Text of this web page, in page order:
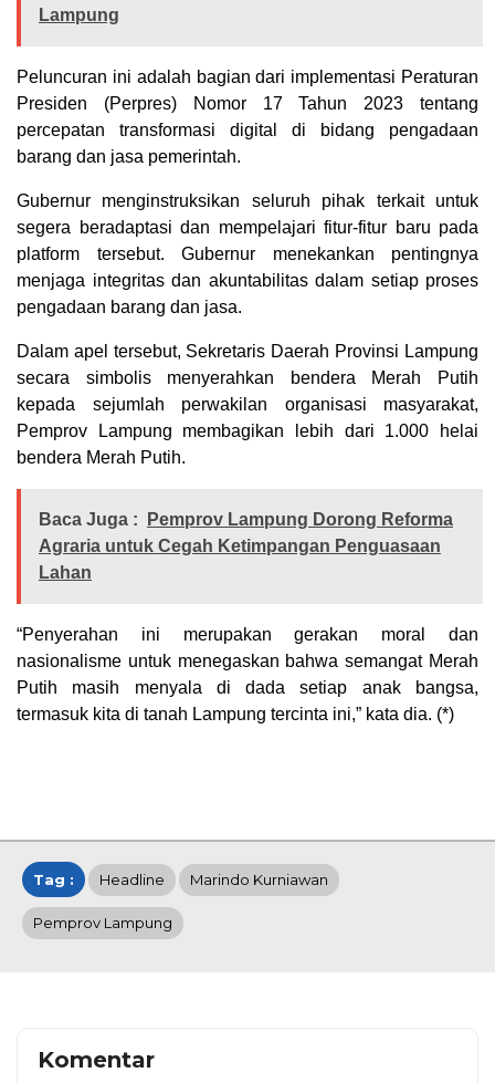
Lampung
Peluncuran ini adalah bagian dari implementasi Peraturan
Presiden (Perpres) Nomor 17 Tahun 2023 tentang
percepatan transformasi digital di bidang pengadaan
barang dan jasa pemerintah.
Gubernur menginstruksikan seluruh pihak terkait untuk
segera beradaptasi dan mempelajari fitur-fitur baru pada
platform tersebut. Gubernur menekankan pentingnya
menjaga integritas dan akuntabilitas dalam setiap proses
pengadaan barang dan jasa.
Dalam apel tersebut, Sekretaris Daerah Provinsi Lampung
secara simbolis menyerahkan bendera Merah Putih
kepada sejumlah perwakilan organisasi masyarakat,
Pemprov Lampung membagikan lebih dari 1.000 helai
bendera Merah Putih.
Baca Juga :
Pemprov Lampung Dorong Reforma
Agraria untuk Cegah Ketimpangan Penguasaan
Lahan
“Penyerahan ini merupakan gerakan moral dan
nasionalisme untuk menegaskan bahwa semangat Merah
Putih masih menyala di dada setiap anak bangsa,
termasuk kita di tanah Lampung tercinta ini,” kata dia. (*)
Tag : Headline Marindo Kurniawan
Pemprov Lampung
Komentar